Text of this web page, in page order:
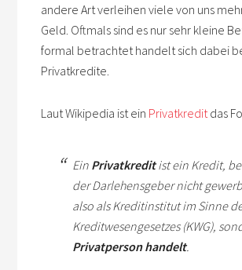
andere Art verleihen viele von uns
Geld. Oftmals sind es nur sehr kleine
formal betrachtet handelt sich dabei
Privatkredite.
Laut Wikipedia ist ein Privatkredit das
Ein Privatkreditist ein Kredit,
der Darlehensgeber nicht
also als Kreditinstitut im Sinne
Kreditwesengesetzes (KWG),
Privatperson handelt.